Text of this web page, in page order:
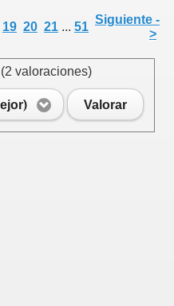
19 20 21 ... 51
Siguiente -
>
valoraciones)
Valorar